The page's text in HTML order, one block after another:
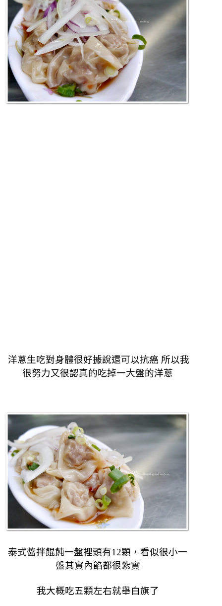
洋蔥生吃對身體很好據說還可以抗癌 所以我
很努力又很認真的吃掉一大盤的洋蔥
泰式醬拌餛飩一盤裡頭有12顆，看似很小一
盤其實內餡都很紮實
我大概吃五顆左右就舉白旗了